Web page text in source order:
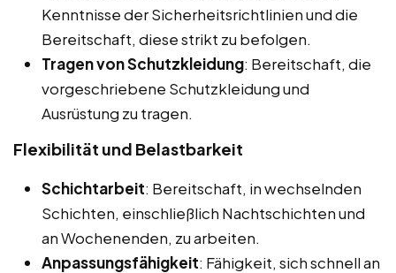
Kenntnisse der Sicherheitsrichtlinien und die
Bereitschaft, diese strikt zu befolgen.
Tragen von Schutzkleidung: Bereitschaft, die
vorgeschriebene Schutzkleidung und
Ausrüstung zu tragen.
Flexibilität und Belastbarkeit
Schichtarbeit: Bereitschaft, in wechselnden
Schichten, einschließlich Nachtschichten und
an Wochenenden, zu arbeiten.
Anpassungsfähigkeit: Fähigkeit, sich schnell an